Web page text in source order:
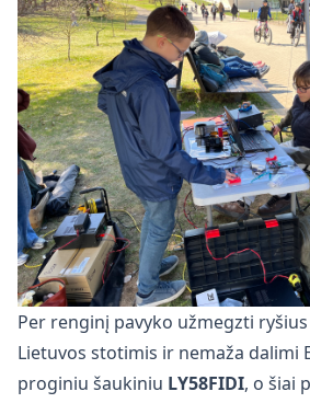
Per renginį pavyko užmegzti
Lietuvos stotimis ir nemaža dalimi
proginiu šaukiniu LY58FIDI, o šiai